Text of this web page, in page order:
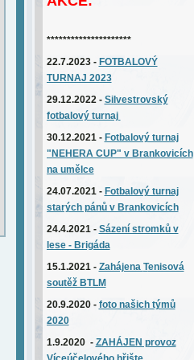
*********************
22.7.2023 - FOTBALOVÝ
TURNAJ 2023
29.12.2022 - Silvestrovský
fotbalový turnaj
30.12.2021 - Fotbalový turnaj
"NEHERA CUP" v Brankovicích
na umělce
24.07.2021 - Fotbalový turnaj
starých pánů v Brankovicích
24.4.2021 - Sázení stromků v
lese - Brigáda
15.1.2021 - Zahájena Tenisová
soutěž BTLM
20.9.2020 - foto našich týmů
2020
1.9.2020 - ZAHÁJEN provoz